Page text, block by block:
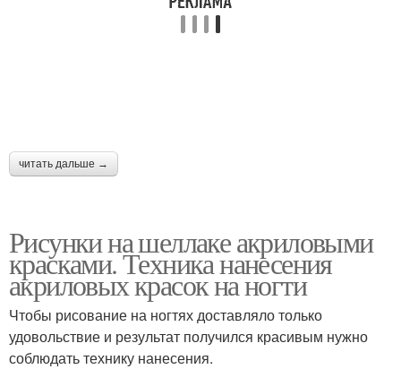
читать дальше →
Рисунки на шеллаке акриловыми
красками. Техника нанесения
акриловых красок на ногти
Чтобы рисование на ногтях доставляло только
удовольствие и результат получился красивым нужно
соблюдать технику нанесения.